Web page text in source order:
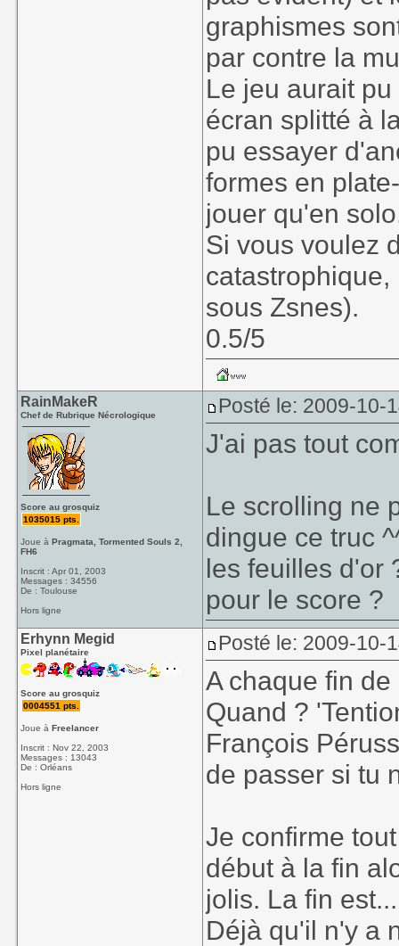
graphismes
par contre la
Le jeu aurait
écran splitté à
pu essayer
formes en
jouer qu'en
Si vous voulez
sous Zsnes).
0.5/5
RainMakeR
Chef de Rubrique Nécrologique
Score au grosquiz
1035015 pts.
Joue àPragmata, Tormented Souls 2,
FH6
Inscrit : Apr 01, 2003
Messages : 34556
De : Toulouse
Hors ligne
Posté le: 2009-10-
J'ai pas tout
Le scrolling ne
dingue ce truc
les feuilles d'or
pour le score ?
Erhynn Megid
Pixel planétaire
Score au grosquiz
0004551 pts.
Joue àFreelancer
Inscrit : Nov 22, 2003
Messages : 13043
De : Orléans
Hors ligne
Posté le: 2009-10-
A chaque fin
Quand ?
François
de passer si tu
Je confirme
début à la fin
jolis. La fin
Déjà qu'il n'y a